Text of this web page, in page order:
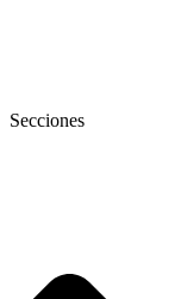
Secciones